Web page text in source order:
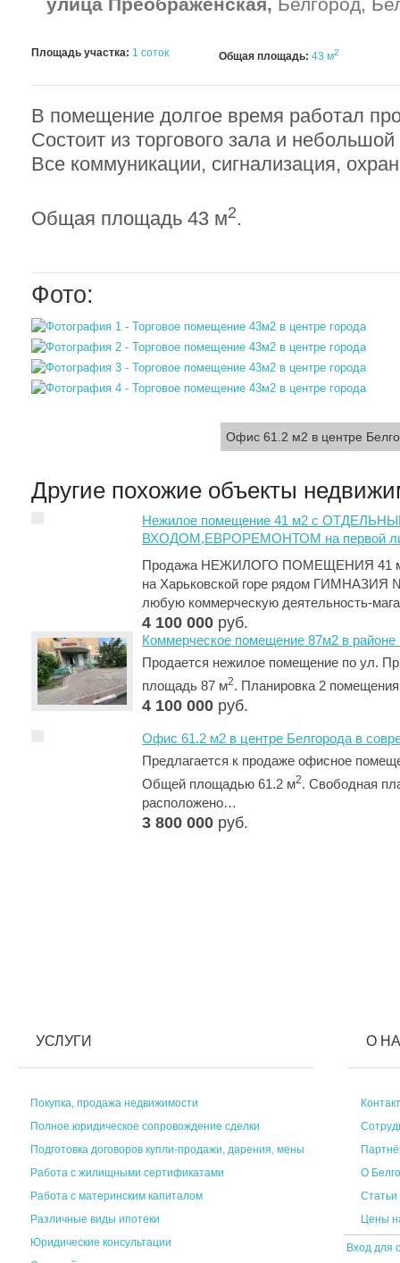
Площадь участка: 1 соток Общая площадь: 43 м2
В помещение долгое время работал
Состоит из торгового зала и
Все коммуникации, сигнализация,
Общая площадь 43 м2.
Фото:
Офис 61.2 м2 в центре
Другие похожие объекты
Нежилое помещение 41 м2 с
ВХОДОМ,ЕВРОРЕМОНТОМ на первой
Продажа НЕЖИЛОГО ПОМЕЩЕНИЯ 41
на Харьковской горе рядом
любую коммерческую деятельность-
4 100 000 руб.
Коммерческое помещение 87м2 в районе
Продается нежилое помещение по ул.
площадь 87 м2. Планировка 2
4 100 000 руб.
Офис 61.2 м2 в центре Белгорода в
Предлагается к продаже офисное
Общей площадью 61.2 м2. Свободная
расположено…
3 800 000 руб.
УСЛУГИ
Покупка, продажа недвижимости
Полное юридическое сопровождение сделки
Подготовка договоров купли-продажи, дарения, мены
Работа с жилищными сертификатами
Работа с материнским капиталом
Различные виды ипотеки
Юридические консультации
О
О
Статьи
Цены
Вход для